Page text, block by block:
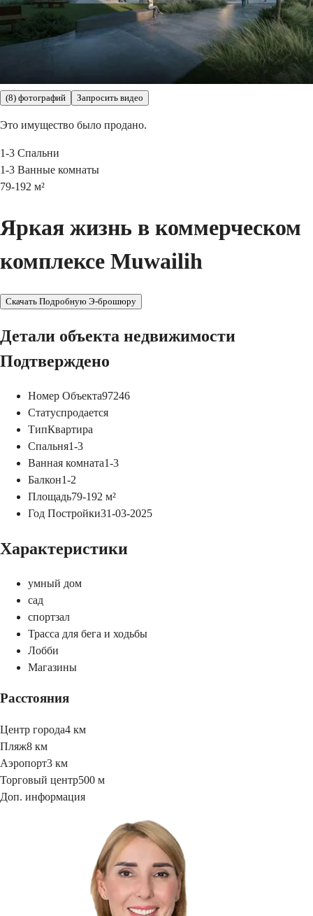
(8) фотографий Запросить видео
Это имущество было продано.
1-3 Спальни
1-3 Ванные комнаты
79-192 м²
Яркая жизнь в коммерческом
комплексе Muwailih
Скачать Подробную Э-брошюру
Детали объекта недвижимости
Подтверждено
Номер Объекта97246
Статуспродается
ТипКвартира
Спальня1-3
Ванная комната1-3
Балкон1-2
Площадь79-192 м²
Год Постройки31-03-2025
Характеристики
умный дом
сад
спортзал
Трасса для бега и ходьбы
Лобби
Магазины
Расстояния
Центр города4 км
Пляж8 км
Аэропорт3 км
Торговый центр500 м
Доп. информация